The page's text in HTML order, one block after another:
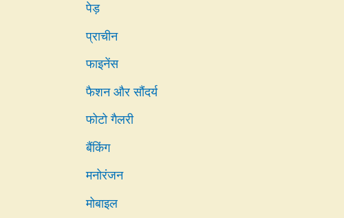
पेड़
प्राचीन
फाइनेंस
फैशन और सौंदर्य
फोटो गैलरी
बैंकिंग
मनोरंजन
मोबाइल